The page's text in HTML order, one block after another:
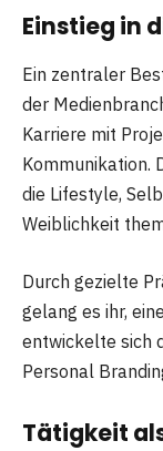
Einstieg in
Ein zentraler
der
Karriere mit
Kommunikation.
die Lifestyle,
Weiblichkeit
Durch gezielte
gelang es ihr,
entwickelte sich
Personal
Tätigkeit